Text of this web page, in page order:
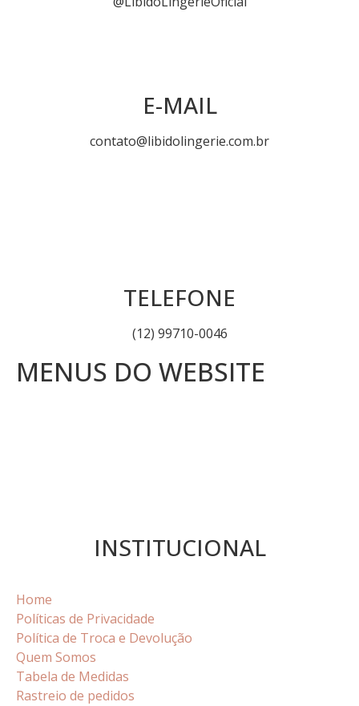
E-MAIL
contato@libidolingerie.com.br
TELEFONE
(12) 99710-0046
MENUS DO WEBSITE
INSTITUCIONAL
Home
Políticas de Privacidade
Política de Troca e Devolução
Quem Somos
Tabela de Medidas
Rastreio de pedidos